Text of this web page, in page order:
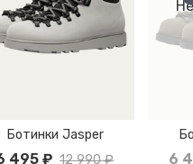
Ботинки Jasper
495 ₽ 12 990 ₽ 6